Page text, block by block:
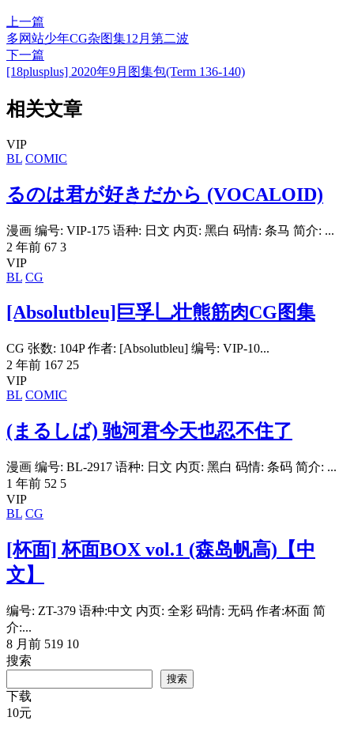
上一篇
多网站少年CG杂图集12月第二波
下一篇
[18plusplus] 2020年9月图集包(Term 136-140)
相关文章
VIP
BL COMIC
るのは君が好きだから (VOCALOID)
漫画 编号: VIP-175 语种: 日文 内页: 黑白 码情: 条马 简介: ...
2 年前 67 3
VIP
BL CG
[Absolutbleu]巨孚乚壮熊筋肉CG图集
CG 张数: 104P 作者: [Absolutbleu] 编号: VIP-10...
2 年前 167 25
VIP
BL COMIC
(まるしば) 驰河君今天也忍不住了
漫画 编号: BL-2917 语种: 日文 内页: 黑白 码情: 条码 简介: ...
1 年前 52 5
VIP
BL CG
[杯面] 杯面BOX vol.1 (森岛帆高)【中
文】
编号: ZT-379 语种:中文 内页: 全彩 码情: 无码 作者:杯面 简
介:...
8 月前 519 10
搜索
搜索
下载
10元